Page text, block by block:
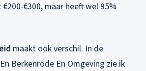
€300, maar heeft wel 95%
maakt ook verschil. In de
Berkenrode En Omgeving zie ik